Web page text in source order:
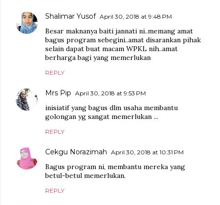
Shalimar Yusof April 30, 2018 at 9:48 PM
Besar maknanya baiti jannati ni..memang amat
bagus program sebegini..amat disarankan pihak
selain dapat buat macam WPKL nih..amat
berharga bagi yang memerlukan
REPLY
Mrs Pip April 30, 2018 at 9:53 PM
inisiatif yang bagus dlm usaha membantu
golongan yg sangat memerlukan ...
REPLY
Cekgu Norazimah April 30, 2018 at 10:31 PM
Bagus program ni, membantu mereka yang
betul-betul memerlukan.
REPLY